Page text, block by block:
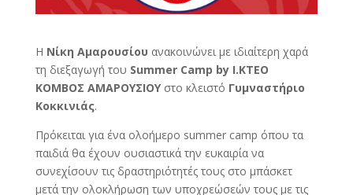
Η Νίκη Αμαρουσίου ανακοινώνει με ιδιαίτερη χαρά
τη διεξαγωγή του Summer Camp by Ι.ΚΤΕΟ
ΚΟΜΒΟΣ ΑΜΑΡΟΥΣΙΟΥστο κλειστό Γυμναστήριο
Κοκκινιάς.
Πρόκειται για ένα ολοήμερο summer camp όπου τα
παιδιά θα έχουν ουσιαστικά την ευκαιρία να
συνεχίσουν τις δραστηριότητές τους στο μπάσκετ
μετά την ολοκλήρωση των υποχρεώσεών τους με τις